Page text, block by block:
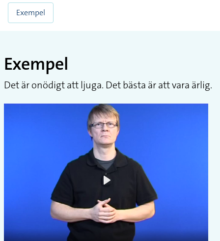
Exempel
Exempel
Det är onödigt att ljuga. Det bästa är att vara ärlig.